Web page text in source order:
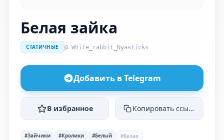
Белая зайка
СТАТИЧНЫЕ @ White_rabbit_Nyasticks
Добавить в Telegram
В избранное Копировать ссылку
#Зайчики #Кролики #Белый #Белая